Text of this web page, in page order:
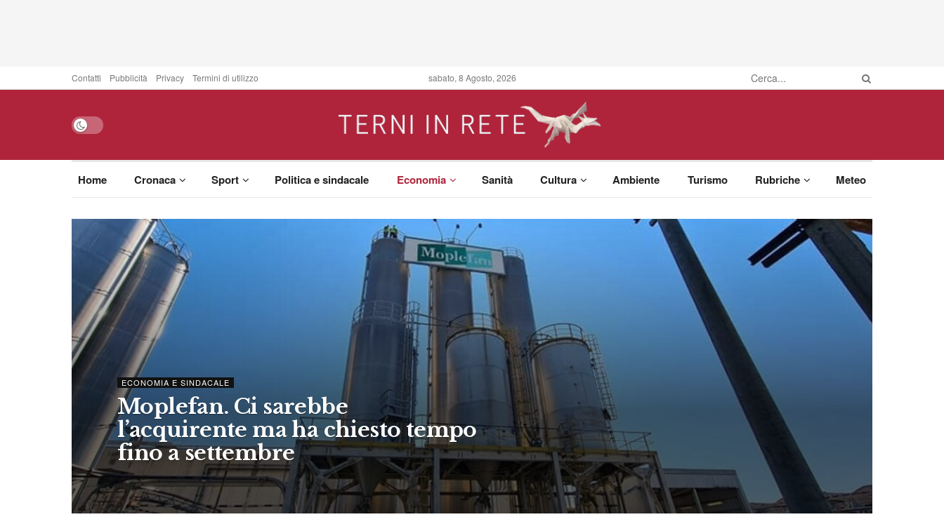
Contatti Pubblicità Privacy Termini di utilizzo sabato, 8 Agosto, 2026
Home Cronaca Sport Politica e sindacale Economia Sanità Cultura Ambiente Turismo Rubriche Meteo
ECONOMIA E SINDACALE
Moplefan. Ci sarebbe
l’acquirente ma ha chiesto tempo
fino a settembre